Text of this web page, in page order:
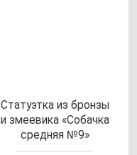
Ста­ту­эт­ка из брон­зы
и зме­еви­ка «Собач­ка
сред­няя №9»